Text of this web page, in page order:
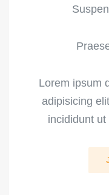
Lorem ipsum
adipisicing
incididunt